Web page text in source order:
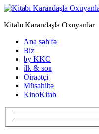
Kitabı Karandaşla Oxuyanlar
Ana səhifə
Biz
by KKO
ilk & son
Qiraətçi
Müsahibə
KinoKitab